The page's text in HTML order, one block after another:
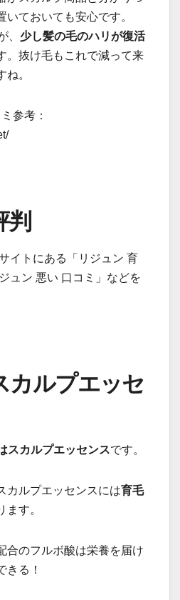
いておいても安心です。
、 少し髪の毛のハリが復活
。抜け毛もこれで減って来
。
参考：
判
イトにある「リジュン 育
ュン 悪い 口コミ」などを
カルプエッセ
スカルプエッセンスです。
カルプエッセンスには育毛
ます。
合のフルボ酸は栄養を届け
きる！